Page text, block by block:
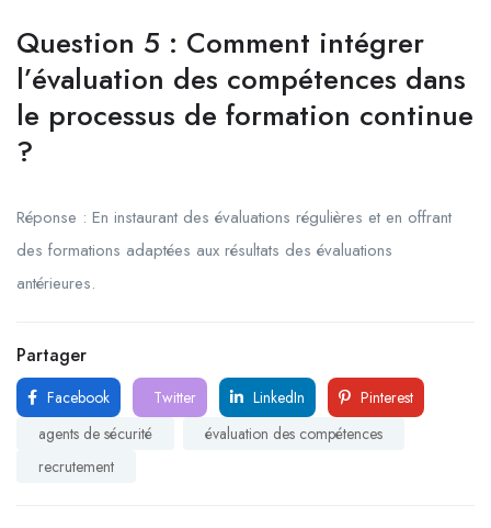
Question 5 : Comment intégrer
l’évaluation des compétences dans
le processus de formation continue
?
Réponse : En instaurant des évaluations régulières et en offrant
des formations adaptées aux résultats des évaluations
antérieures.
Partager
Facebook Twitter LinkedIn
Pinterest
agents de sécurité
évaluation des compétences
recrutement